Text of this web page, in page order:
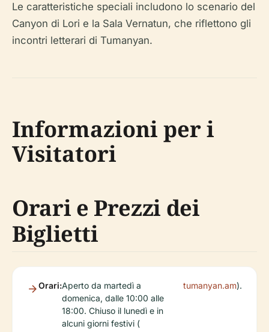
Le caratteristiche speciali includono lo scenario del
Canyon di Lori e la Sala Vernatun, che riflettono gli
incontri letterari di Tumanyan.
Informazioni per i
Visitatori
Orari e Prezzi dei
Biglietti
Orari:Aperto da martedì a
domenica, dalle 10:00 alle
18:00. Chiuso il lunedì e in
alcuni giorni festivi (
tumanyan.am).